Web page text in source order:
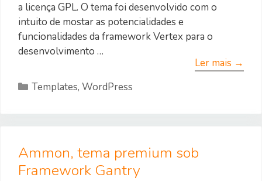
a licença GPL. O tema foi desenvolvido com o
intuito de mostar as potencialidades e
funcionalidades da framework Vertex para o
desenvolvimento …
Ler mais →
Categorias
Templates,WordPress
Ammon, tema premium sob
Framework Gantry